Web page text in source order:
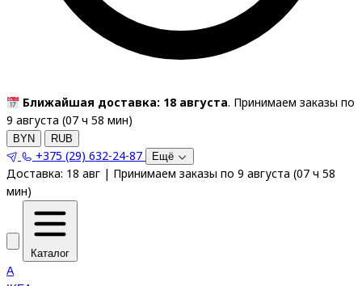
Ближайшая доставка: 18 августа. Принимаем заказы по
9 августа (07 ч 58 мин)
BYN RUB
+375 (29) 632-24-87 Ещё
Доставка: 18 авг | Принимаем заказы по 9 августа (07 ч 58
мин)
Каталог
A